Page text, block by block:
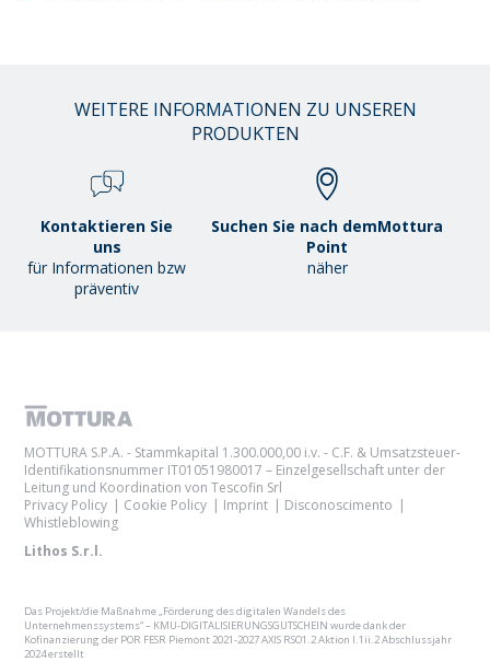
WEITERE INFORMATIONEN ZU UNSEREN
PRODUKTEN
Kontaktieren Sie
uns
für Informationen bzw
präventiv
Suchen Sie nach demMottura
Point
näher
MOTTURA S.P.A. - Stammkapital 1.300.000,00 i.v. - C.F. & Umsatzsteuer-
Identifikationsnummer IT01051980017 – Einzelgesellschaft unter der
Leitung und Koordination von Tescofin Srl
Privacy Policy
Cookie Policy Imprint
Disconoscimento
Whistleblowing
Lithos S.r.l.
Das Projekt/die Maßnahme „Förderung des digitalen Wandels des
Unternehmenssystems“ – KMU-DIGITALISIERUNGSGUTSCHEIN wurde dank der
Kofinanzierung der POR FESR Piemont 2021-2027 AXIS RSO1.2 Aktion I.1ii.2 Abschlussjahr
2024 erstellt